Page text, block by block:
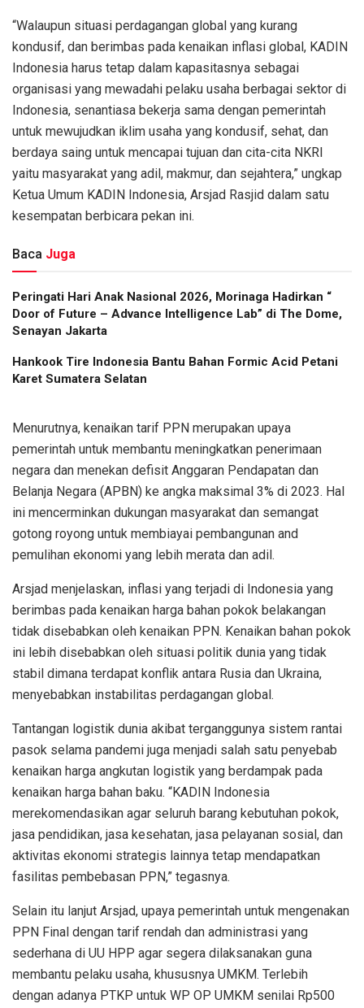
“Walaupun situasi perdagangan global yang kurang
kondusif, dan berimbas pada kenaikan inflasi global, KADIN
Indonesia harus tetap dalam kapasitasnya sebagai
organisasi yang mewadahi pelaku usaha berbagai sektor di
Indonesia, senantiasa bekerja sama dengan pemerintah
untuk mewujudkan iklim usaha yang kondusif, sehat, dan
berdaya saing untuk mencapai tujuan dan cita-cita NKRI
yaitu masyarakat yang adil, makmur, dan sejahtera,” ungkap
Ketua Umum KADIN Indonesia, Arsjad Rasjid dalam satu
kesempatan berbicara pekan ini.
Baca Juga
Peringati Hari Anak Nasional 2026, Morinaga Hadirkan “
Door of Future – Advance Intelligence Lab” di The Dome,
Senayan Jakarta
Hankook Tire Indonesia Bantu Bahan Formic Acid Petani
Karet Sumatera Selatan
Menurutnya, kenaikan tarif PPN merupakan upaya
pemerintah untuk membantu meningkatkan penerimaan
negara dan menekan defisit Anggaran Pendapatan dan
Belanja Negara (APBN) ke angka maksimal 3% di 2023. Hal
ini mencerminkan dukungan masyarakat dan semangat
gotong royong untuk membiayai pembangunan and
pemulihan ekonomi yang lebih merata dan adil.
Arsjad menjelaskan, inflasi yang terjadi di Indonesia yang
berimbas pada kenaikan harga bahan pokok belakangan
tidak disebabkan oleh kenaikan PPN. Kenaikan bahan pokok
ini lebih disebabkan oleh situasi politik dunia yang tidak
stabil dimana terdapat konflik antara Rusia dan Ukraina,
menyebabkan instabilitas perdagangan global.
Tantangan logistik dunia akibat terganggunya sistem rantai
pasok selama pandemi juga menjadi salah satu penyebab
kenaikan harga angkutan logistik yang berdampak pada
kenaikan harga bahan baku. “KADIN Indonesia
merekomendasikan agar seluruh barang kebutuhan pokok,
jasa pendidikan, jasa kesehatan, jasa pelayanan sosial, dan
aktivitas ekonomi strategis lainnya tetap mendapatkan
fasilitas pembebasan PPN,” tegasnya.
Selain itu lanjut Arsjad, upaya pemerintah untuk mengenakan
PPN Final dengan tarif rendah dan administrasi yang
sederhana di UU HPP agar segera dilaksanakan guna
membantu pelaku usaha, khususnya UMKM. Terlebih
dengan adanya PTKP untuk WP OP UMKM senilai Rp500